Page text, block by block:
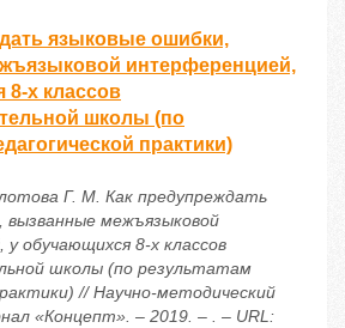
языковые ошибки,
интерференцией,
х классов
школы (по
практики)
Г. М. Как предупреждать
вызванные межъязыковой
обучающихся 8-х классов
школы (по результатам
// Научно-методический
«Концепт». – 2019. – . – URL: